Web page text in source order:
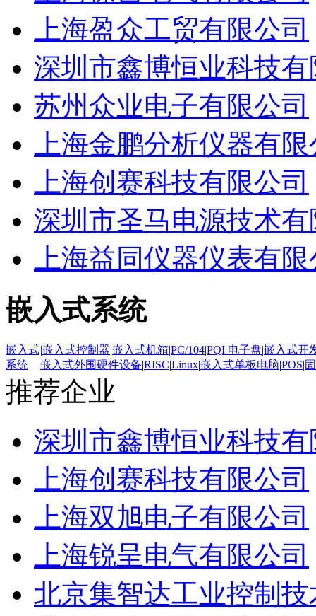
上海盈众工贸有限公司
深圳市鑫博恒业科技
苏州众业电子有限公司
上海金鹏分析仪器有
上海创赛科技有限公司
深圳市圣马电源技术
上海益同仪器仪表有
嵌入式系统
嵌入式
系统
|嵌入式控制器|嵌入式机箱|PC/104|PQI 电子盘|嵌入式开
嵌入式外围硬件设备|RISC|Linux|嵌入式单板电脑|POS|
推荐企业
深圳市鑫博恒业科技
上海创赛科技有限公司
上海双旭电子有限公司
上海锐呈电气有限公司
北京集智达工业控制